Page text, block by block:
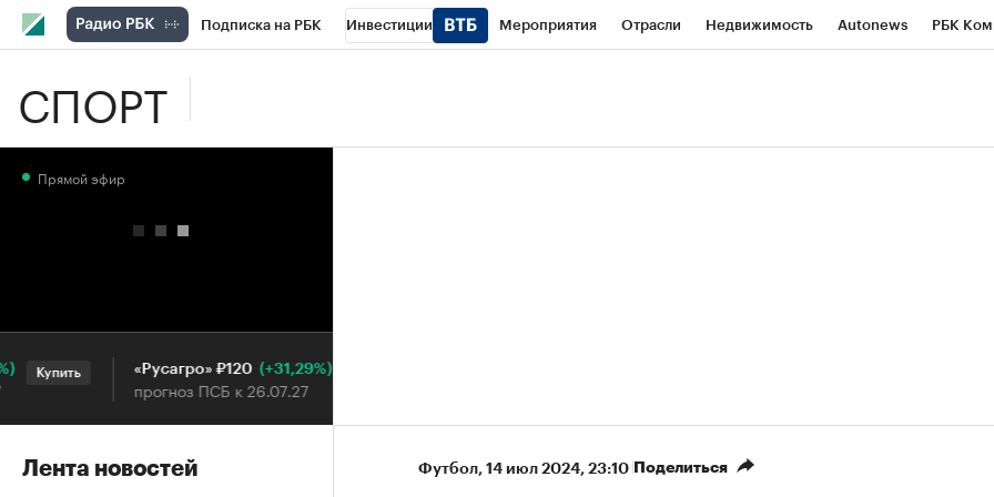
Подписка на РБК Инвестиции Мероприятия Отрасли Недвижимость Autonews РБК
СПОРТ
Футбол⁠, 14 июл 2024, 23:10 Поделиться
Прямой эфир
Купить «Русагро» ₽120 (+31,29%)
прогноз ПСБ к 26.07.27
Купить
Лента новостей